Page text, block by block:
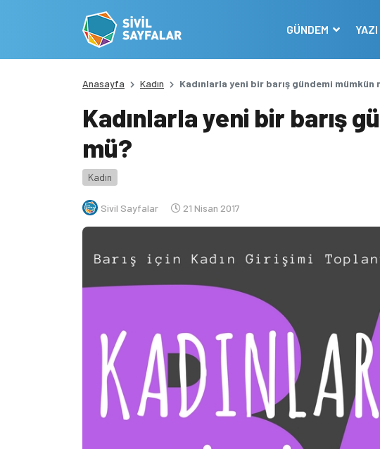
GÜNDEM YAZI
Anasayfa Kadın Kadınlarla yeni bir barış gündemi mümkün
Kadınlarla yeni bir barış
mü?
Kadın
Sivil Sayfalar 21 Nisan 2017